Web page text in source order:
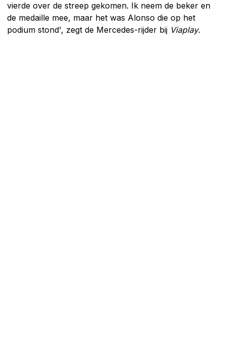
vierde over de streep gekomen. Ik neem de beker en
de medaille mee, maar het was Alonso die op het
podium stond', zegt de Mercedes-rijder bij Viaplay.